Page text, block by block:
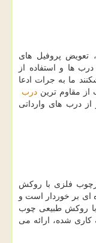
تعویض پروفیل های
ها و استفاده از
ما به جرات ادعا
مقاوم تریندرب
از درب های وارداتی
فلزی با روکش
ای بر خوردار است و
با روکش طبیعی چوب
کاری شده، ارائه می